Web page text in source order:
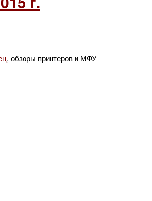
, обзоры принтеров и МФУ